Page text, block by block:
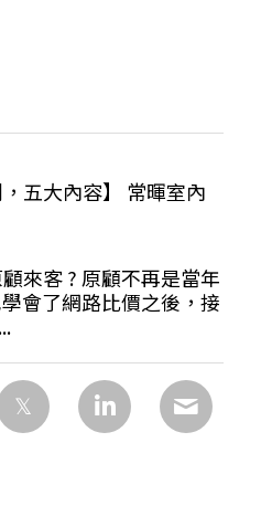
五大內容】 常暉室內
來客 ? 原顧不再是當年
會了網路比價之後，接